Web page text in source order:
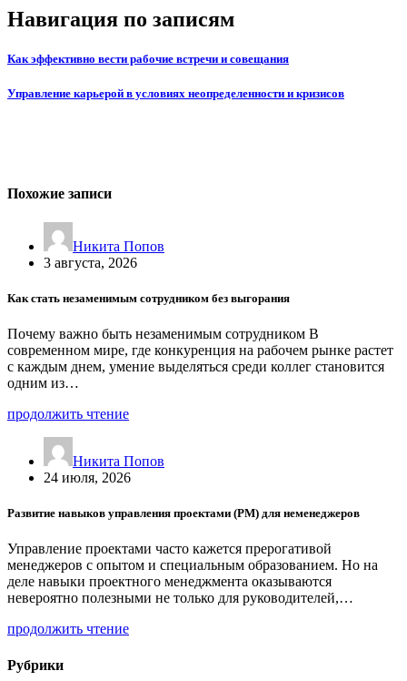
Навигация по записям
Как эффективно вести рабочие встречи и совещания
Управление карьерой в условиях неопределенности и кризисов
Похожие записи
Никита Попов
3 августа, 2026
Как стать незаменимым сотрудником без выгорания
Почему важно быть незаменимым сотрудником В
современном мире, где конкуренция на рабочем рынке растет
с каждым днем, умение выделяться среди коллег становится
одним из…
продолжить чтение
Никита Попов
24 июля, 2026
Развитие навыков управления проектами (PM) для неменеджеров
Управление проектами часто кажется прерогативой
менеджеров с опытом и специальным образованием. Но на
деле навыки проектного менеджмента оказываются
невероятно полезными не только для руководителей,…
продолжить чтение
Рубрики